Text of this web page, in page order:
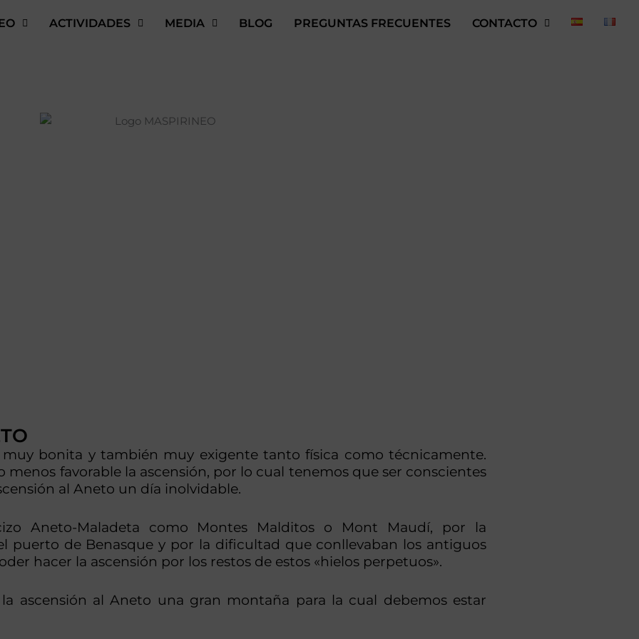
ACTIVIDADES MEDIA BLOG PREGUNTAS FRECUENTES CONTACTO
bonita y también muy exigente tanto física como técnicamente.
menos favorable la ascensión, por lo cual tenemos que ser conscientes
al Aneto un día inolvidable.
Aneto-Maladeta como Montes Malditos o Mont Maudí, por la
puerto de Benasque y por la dificultad que conllevaban los antiguos
hacer la ascensión por los restos de estos «hielos perpetuos».
ascensión al Aneto una gran montaña para la cual debemos estar